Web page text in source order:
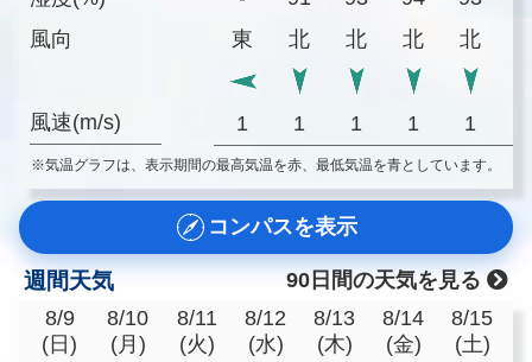
風向
風速(m/s)
東
北 北 北 北
1 1 1 1 1
※気温グラフは、表示期間の最高気温を赤、最低気温を青としています。
コンパスを表示
週間天気
90日間の天気を見る
8/9
(日)
8/10
(月)
8/11
(火)
8/12
(水)
8/13
(木)
8/14
(金)
8/15
(土)